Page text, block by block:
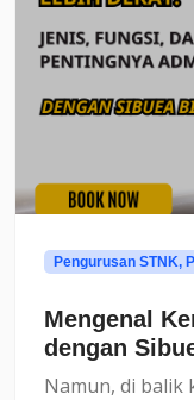
Pengurusan STNK,
Mengenal
dengan
Namun, di balik